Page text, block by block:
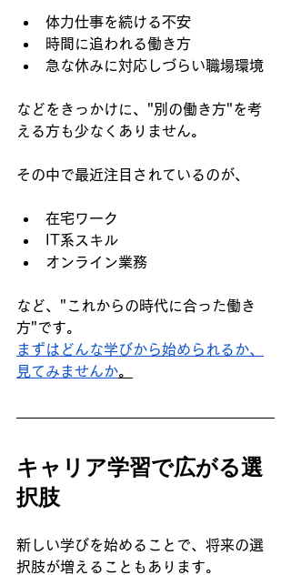
体力仕事を続ける不安
時間に追われる働き方
急な休みに対応しづらい職場環境
などをきっかけに、"別の働き方"を考
える方も少なくありません。
その中で最近注目されているのが、
在宅ワーク
IT系スキル
オンライン業務
など、"これからの時代に合った働き
方"です。
まずはどんな学びから始められるか、
見てみませんか。
キャリア学習で広がる選
択肢
新しい学びを始めることで、将来の選
択肢が増えることもあります。